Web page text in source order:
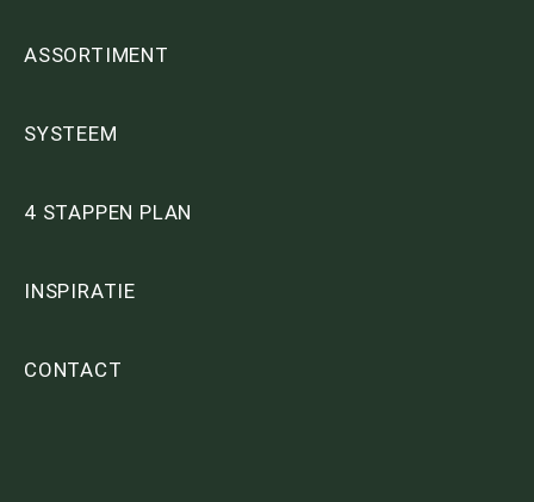
ASSORTIMENT
SYSTEEM
4 STAPPEN PLAN
INSPIRATIE
CONTACT